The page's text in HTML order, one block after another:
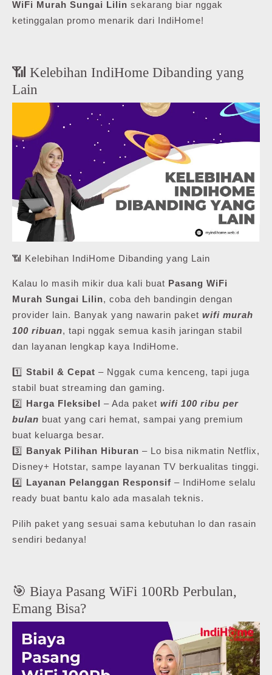
WiFi Murah Sungai Lilin sekarang biar nggak
ketinggalan promo menarik dari IndiHome!
📶 Kelebihan IndiHome Dibanding yang
Lain
📶 Kelebihan IndiHome Dibanding yang Lain
Kalau lo masih mikir dua kali buat Pasang WiFi
Murah Sungai Lilin, coba deh bandingin dengan
provider lain. Banyak yang nawarin paket wifi murah
100 ribuan, tapi nggak semua kasih jaringan stabil
dan layanan lengkap kaya IndiHome.
1️⃣ Stabil & Cepat – Nggak cuma kenceng, tapi juga
stabil buat streaming dan gaming.
2️⃣ Harga Fleksibel – Ada paket wifi 100 ribu per
bulan buat yang cari hemat, sampai yang premium
buat keluarga besar.
3️⃣ Banyak Pilihan Hiburan – Lo bisa nikmatin Netflix,
Disney+ Hotstar, sampe layanan TV berkualitas tinggi.
4️⃣ Layanan Pelanggan Responsif – IndiHome selalu
ready buat bantu kalo ada masalah teknis.
Pilih paket yang sesuai sama kebutuhan lo dan rasain
sendiri bedanya!
🎯 Biaya Pasang WiFi 100Rb Perbulan,
Emang Bisa?